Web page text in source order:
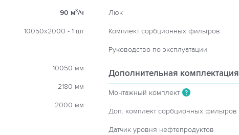
90 м3/ч
10050х2000 - 1 шт
10050 мм
2180 мм
2000 мм
Люк
Комплект сорбционных фильтров
Руководство по эксплуатации
Дополнительная комплектация
Монтажный комплект ?
Доп. комплект сорбционных фильтров
Датчик уровня нефтепродуктов